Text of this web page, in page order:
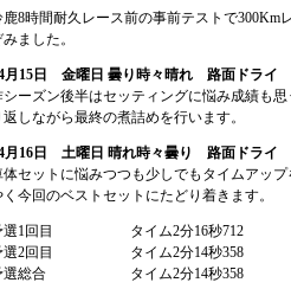
鹿8時間耐久レース前の事前テストで300Km
みました。
月15日 金曜日 曇り時々晴れ 路面ドライ
シーズン後半はセッティングに悩み成績も
返しながら最終の煮詰めを行います。
月16日 土曜日 晴れ時々曇り 路面ドライ
体セットに悩みつつも少しでもタイムアッ
く今回のベストセットにたどり着きます。
選1回目
タイム2分16秒712
選2回目
タイム2分14秒358
選総合
タイム2分14秒358